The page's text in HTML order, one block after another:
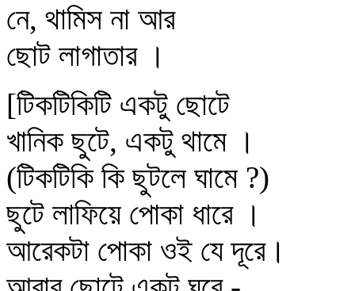
নে, থামিস না আর
ছোট লাগাতার ।
[টিকটিকিটি একটু ছোটে
খানিক ছুটে, একটু থামে ।
(টিকটিকি কি ছুটলে ঘামে ?)
ছুটে লাফিয়ে পোকা ধারে ।
আরেকটা পোকা ওই যে দূরে।